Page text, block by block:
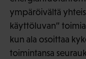
ympäröivältä
käyttöluvan”
kun ala osoittaa
toimintansa